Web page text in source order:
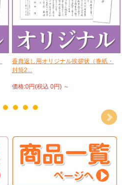
香典返し用オリジナル挨拶状（巻紙・
封筒2...
価格:0円(税込 0円) ～